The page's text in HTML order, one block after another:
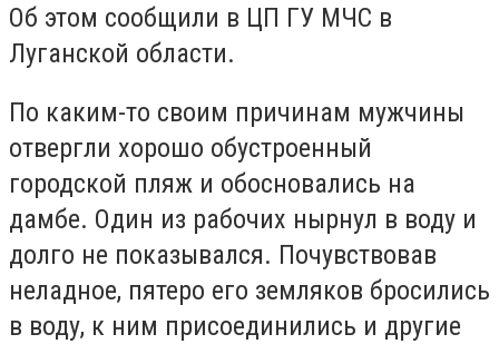
Об этом сообщили в ЦП ГУ МЧС в
Луганской области.
По каким-то своим причинам мужчины
отвергли хорошо обустроенный
городской пляж и обосновались на
дамбе. Один из рабочих нырнул в воду и
долго не показывался. Почувствовав
неладное, пятеро его земляков бросились
в воду, к ним присоединились и другие